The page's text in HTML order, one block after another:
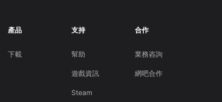
產品
下載
支持
幫助
遊戲資訊
Steam
合作
業務咨詢
網吧合作